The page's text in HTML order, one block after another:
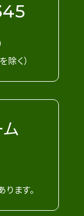
除く）
ます。